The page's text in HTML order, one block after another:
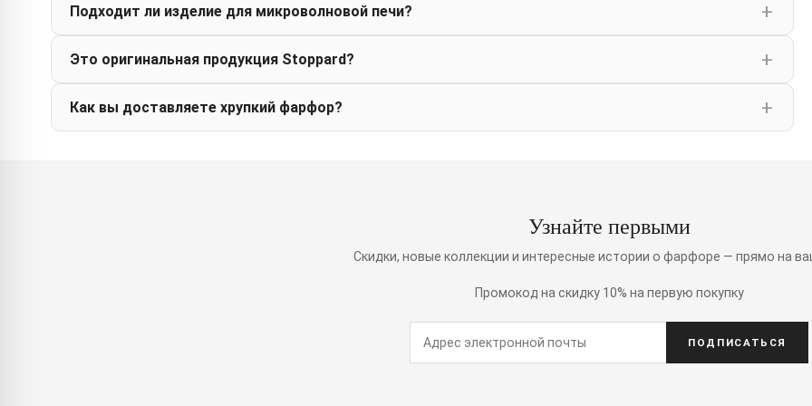
Подходит ли изделие для микроволновой печи?
Это оригинальная продукция Stoppard?
Как вы доставляете хрупкий фарфор?
Узнайте первыми
Скидки, новые коллекции и интересные истории о фарфоре — прямо на
Промокод на скидку 10% на первую покупку
ПОДПИСАТЬСЯ